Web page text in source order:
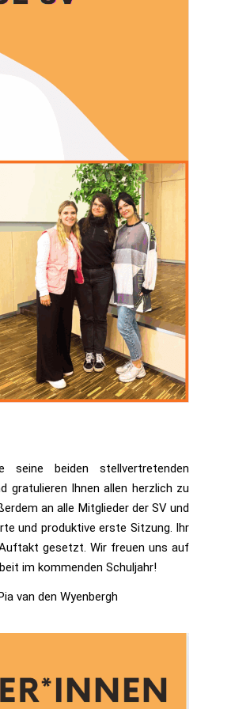
seine beiden stellvertretenden
gratulieren Ihnen allen herzlich zu
an alle Mitglieder der SV und
und produktive erste Sitzung. Ihr
gesetzt. Wir freuen uns auf
im kommenden Schuljahr!
van den Wyenbergh